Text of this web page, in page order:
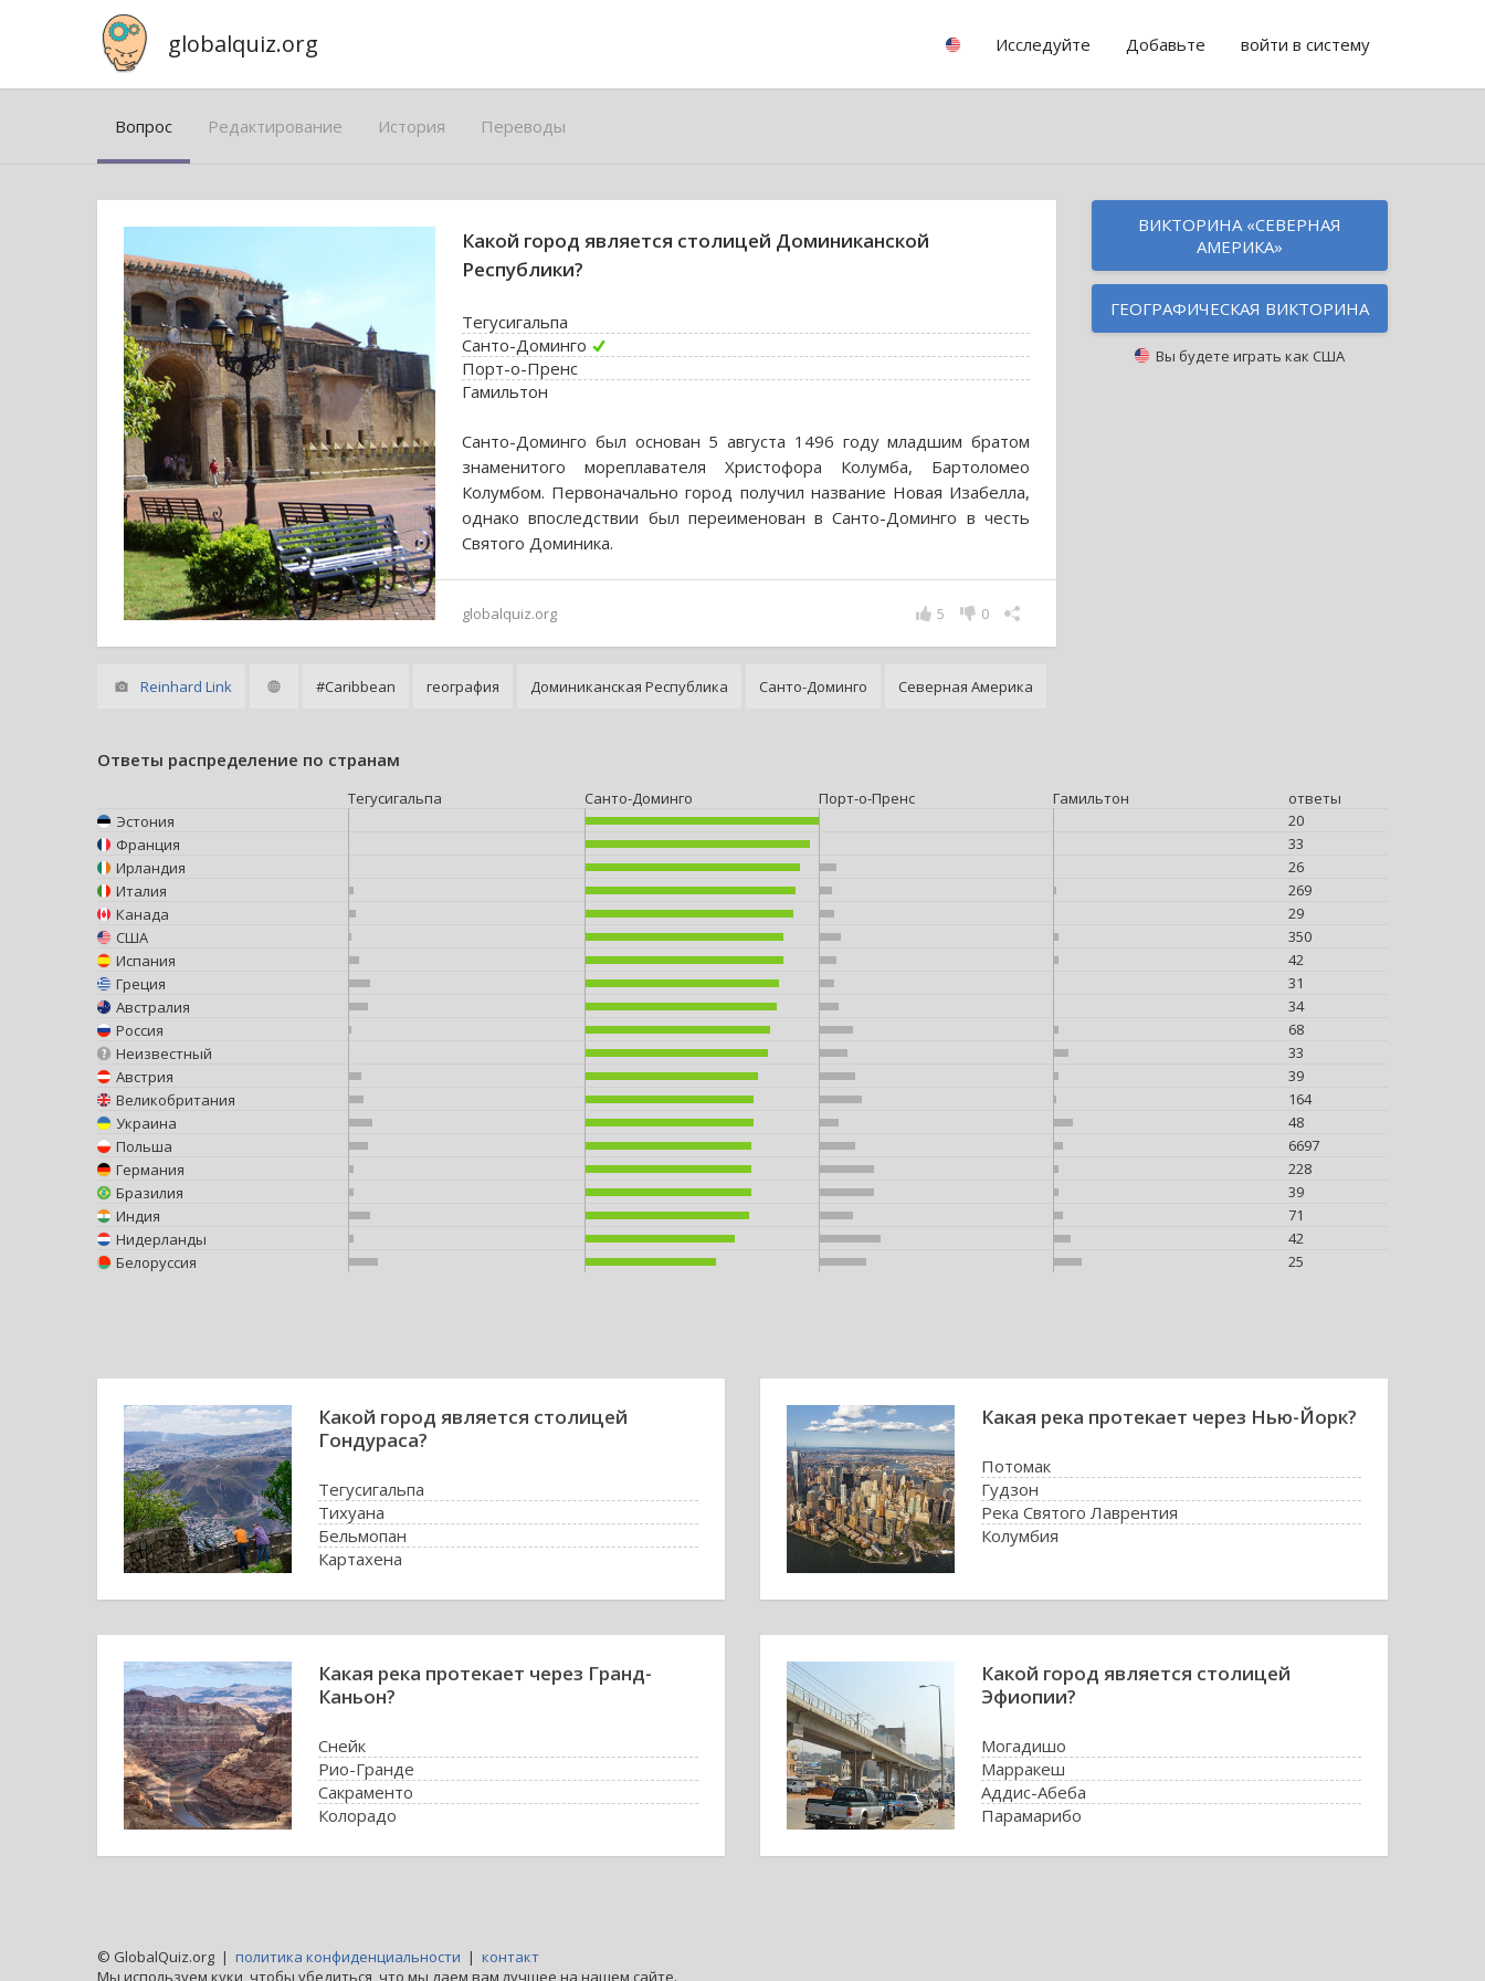
globalquiz.org Исследуйте Добавьте войти в систему
Вопрос Редактирование История Переводы
Какой город является столицей Доминиканской
Республики?
Тегусигальпа
Санто-Доминго
Порт-о-Пренс
Гамильтон
Санто-Доминго был основан 5 августа 1496 году младшим братом
знаменитого мореплавателя Христофора Колумба, Бартоломео
Колумбом. Первоначально город получил название Новая Изабелла,
однако впоследствии был переименован в Санто-Доминго в честь
Святого Доминика.
globalquiz.org 0
5
Reinhard Link #Caribbean география Доминиканская Республика Санто-Доминго Северная Америка
ВИКТОРИНА «СЕВЕРНАЯ
АМЕРИКА»
ГЕОГРАФИЧЕСКАЯ ВИКТОРИНА
Вы будете играть как США
Ответы распределение по странам
Тегусигальпа Санто-Доминго Порт-о-Пренс Гамильтон
ответы
Эстония
20
Франция
33
Ирландия
26
Италия
269
Канада
29
США
350
Испания
42
Греция
31
Австралия
34
Россия
68
Неизвестный
33
Австрия
39
Великобритания
164
Украина
48
Польша
6697
Германия
228
Бразилия
39
Индия
71
Нидерланды
42
Белоруссия
25
Какой город является столицей
Гондураса?
Тегусигальпа
Тихуана
Бельмопан
Картахена
Какая река протекает через Нью-Йорк?
Потомак
Гудзон
Река Святого Лаврентия
Колумбия
Какая река протекает через Гранд-
Каньон?
Снейк
Рио-Гранде
Сакраменто
Колорадо
Какой город является столицей
Эфиопии?
Могадишо
Марракеш
Аддис-Абеба
Парамарибо
© GlobalQuiz.org | политика конфиденциальности | контакт
Мы используем куки, чтобы убедиться, что мы даем вам лучшее на нашем сайте.